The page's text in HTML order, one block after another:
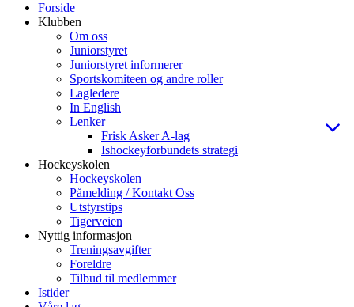
Forside
Klubben
Om oss
Juniorstyret
Juniorstyret informerer
Sportskomiteen og andre roller
Lagledere
In English
Lenker
Frisk Asker A-lag
Ishockeyforbundets strategi
Hockeyskolen
Hockeyskolen
Påmelding / Kontakt Oss
Utstyrstips
Tigerveien
Nyttig informasjon
Treningsavgifter
Foreldre
Tilbud til medlemmer
Istider